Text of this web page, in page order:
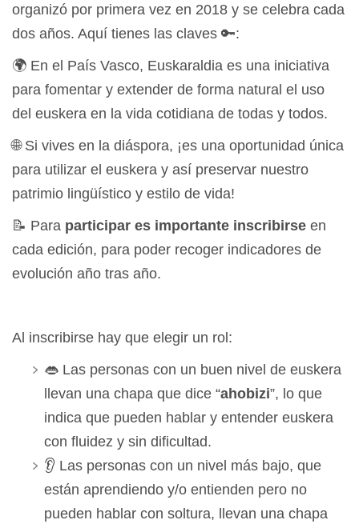
organizó por primera vez en 2018 y se celebra cada
dos años. Aquí tienes las claves 🔑:
🌍 En el País Vasco, Euskaraldia es una iniciativa
para fomentar y extender de forma natural el uso
del euskera en la vida cotidiana de todas y todos.
🌐 Si vives en la diáspora, ¡es una oportunidad única
para utilizar el euskera y así preservar nuestro
patrimio lingüístico y estilo de vida!
📝 Para participar es importante inscribirse en
cada edición, para poder recoger indicadores de
evolución año tras año.
Al inscribirse hay que elegir un rol:
👄 Las personas con un buen nivel de euskera
llevan una chapa que dice “ahobizi”, lo que
indica que pueden hablar y entender euskera
con fluidez y sin dificultad.
👂 Las personas con un nivel más bajo, que
están aprendiendo y/o entienden pero no
pueden hablar con soltura, llevan una chapa